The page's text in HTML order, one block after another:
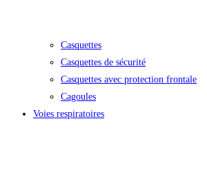
Casquettes
Casquettes de sécurité
Casquettes avec protection frontale
Cagoules
Voies respiratoires